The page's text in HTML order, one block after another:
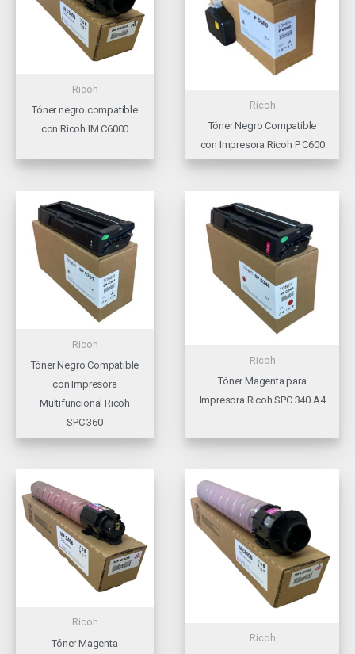
Ricoh
Tóner negro compatible
con Ricoh IM C6000
Ricoh
Tóner Negro Compatible
con Impresora Ricoh P C600
Ricoh
Tóner Negro Compatible
con Impresora
Multifuncional Ricoh
SPC 360
Ricoh
Tóner Magenta para
Impresora Ricoh SPC 340 A4
Ricoh
Tóner Magenta
Ricoh